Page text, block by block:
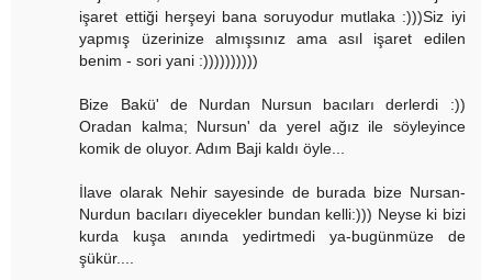
işaret ettiği herşeyi bana soruyodur mutlaka :)))Siz iyi
yapmış üzerinize almışsınız ama asıl işaret edilen
benim - sori yani :))))))))))
Bize Bakü' de Nurdan Nursun bacıları derlerdi :))
Oradan kalma; Nursun' da yerel ağız ile söyleyince
komik de oluyor. Adım Baji kaldı öyle...
İlave olarak Nehir sayesinde de burada bize Nursan-
Nurdun bacıları diyecekler bundan kelli:))) Neyse ki bizi
kurda kuşa anında yedirtmedi ya-bugünmüze de
şükür....